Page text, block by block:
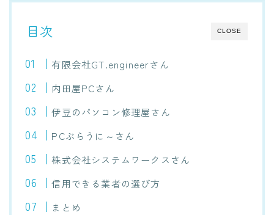
CLOSE
目次
有限会社GT.engineerさん
内田屋PCさん
伊豆のパソコン修理屋さん
PCぶらうに～さん
株式会社システムワークスさん
信用できる業者の選び方
まとめ